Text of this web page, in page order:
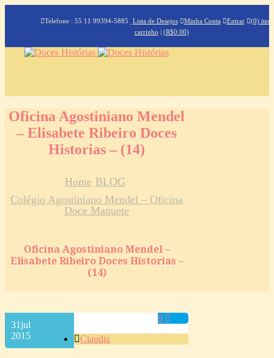
Telefone : 55 11 99394-5885 Lista de Desejos Minha Conta Entrar
(0)
carrinho | (R$0.00)
Oficina Agostiniano Mendel
– Elisabete Ribeiro Doces
Historias – (14)
Home BLOG
Colégio Agostiniano Mendel – Oficina
Doce Maquete
Oficina Agostiniano Mendel –
Elisabete Ribeiro Doces Historias –
(14)
31jul
2015
0
Claudia